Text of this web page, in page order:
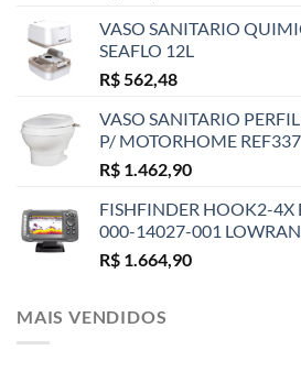
VASO SANITARIO
SEAFLO 12L
R$ 562,48
VASO SANITARIO
P/ MOTORHOME REF337
R$ 1.462,90
FISHFINDER HOOK2-4X
000-14027-001
R$ 1.664,90
MAIS VENDIDOS